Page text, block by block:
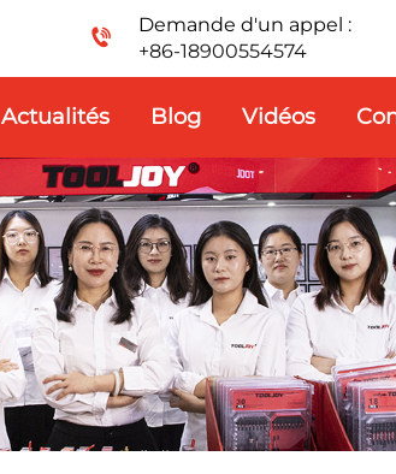
Demande d'un appel :
+86-18900554574
Actualités Blog Vidéos